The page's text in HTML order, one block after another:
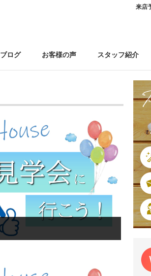
来店
ブログ お客様の声 スタッフ紹介